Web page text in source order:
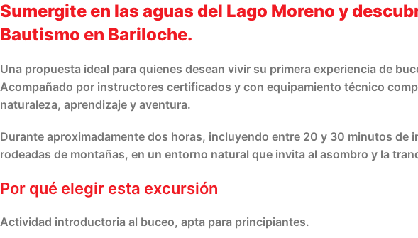
Sumergite en las aguas del Lago Moreno y
Bautismo en Bariloche.
Una propuesta ideal para quienes desean vivir su primera experiencia de
Acompañado por instructores certificados y con equipamiento técnico
naturaleza, aprendizaje y aventura.
Durante aproximadamente dos horas, incluyendo entre 20 y 30 minutos
rodeadas de montañas, en un entorno natural que invita al asombro y la
Por qué elegir esta excursión
Actividad introductoria al buceo, apta para principiantes.